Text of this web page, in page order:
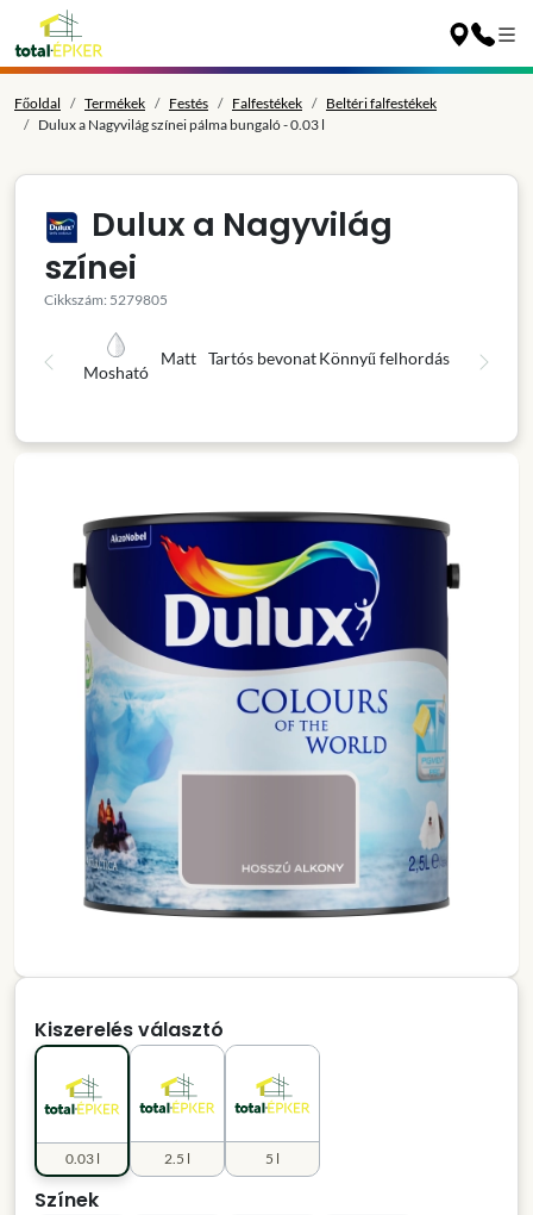
Főoldal Termékek Festés Falfestékek
Beltéri falfestékek
Dulux a Nagyvilág színei pálma bungaló - 0.03 l
Dulux a Nagyvilág
színei
Cikkszám: 5279805
Mosható
Matt Tartós bevonatKönnyű felhordás
Kiszerelés választó
0.03 l 2.5 l 5 l
Színek